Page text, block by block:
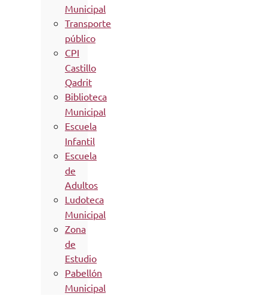
Municipal
Transporte
público
CPI
Castillo
Qadrit
Biblioteca
Municipal
Escuela
Infantil
Escuela
de
Adultos
Ludoteca
Municipal
Zona
de
Estudio
Pabellón
Municipal